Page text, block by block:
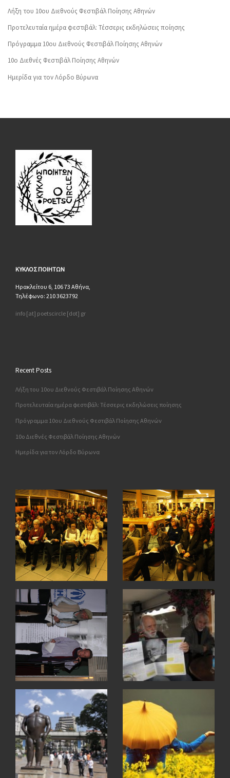
Λήξη του 10ου Διεθνούς Φεστιβάλ Ποίησης Αθηνών
Προτελευταία ημέρα φεστιβάλ: Τέσσερις εκδηλώσεις ποίησης
Πρόγραμμα 10ου Διεθνούς Φεστιβάλ Ποίησης Αθηνών
10o Διεθνές Φεστιβάλ Ποίησης Αθηνών
Ημερίδα για τον Λόρδο Βύρωνα
ΚΥΚΛΟΣ ΠΟΙΗΤΩΝ
Ηρακλείτου 6, 106 73 Αθήνα,
Τηλέφωνο: 210 3623792
info [at] poetscircle [dot] gr
Recent Posts
Λήξη του 10ου Διεθνούς Φεστιβάλ Ποίησης Αθηνών
Προτελευταία ημέρα φεστιβάλ: Τέσσερις εκδηλώσεις ποίησης
Πρόγραμμα 10ου Διεθνούς Φεστιβάλ Ποίησης Αθηνών
10o Διεθνές Φεστιβάλ Ποίησης Αθηνών
Ημερίδα για τον Λόρδο Βύρωνα